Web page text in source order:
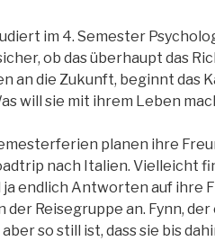
im 4. Semester
ob das überhaupt das
an die Zukunft, beginnt das
will sie mit ihrem Leben
planen ihre
nach Italien. Vielleicht
ja endlich Antworten auf ihre
der Reisegruppe an. Fynn,
so still ist, dass sie bis